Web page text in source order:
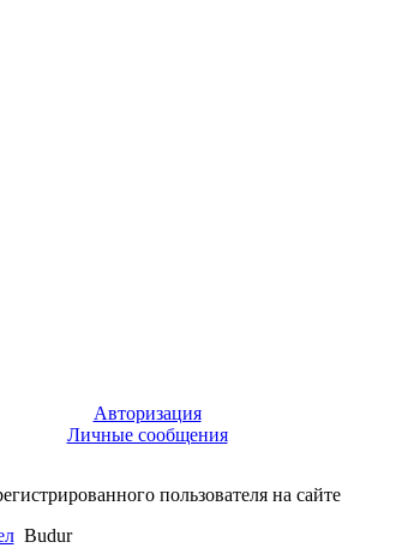
Авторизация
Личные сообщения
пользователя на сайте
Budur